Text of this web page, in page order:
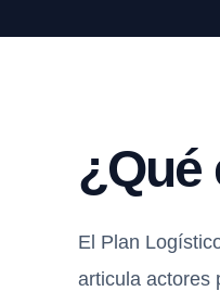
¿Qué
El Plan
articula actores